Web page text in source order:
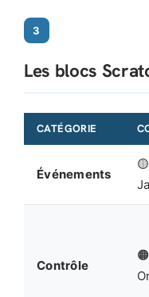
3
Les blocs
CATÉGORIE
Événements
🟡
Contrôle
🟠